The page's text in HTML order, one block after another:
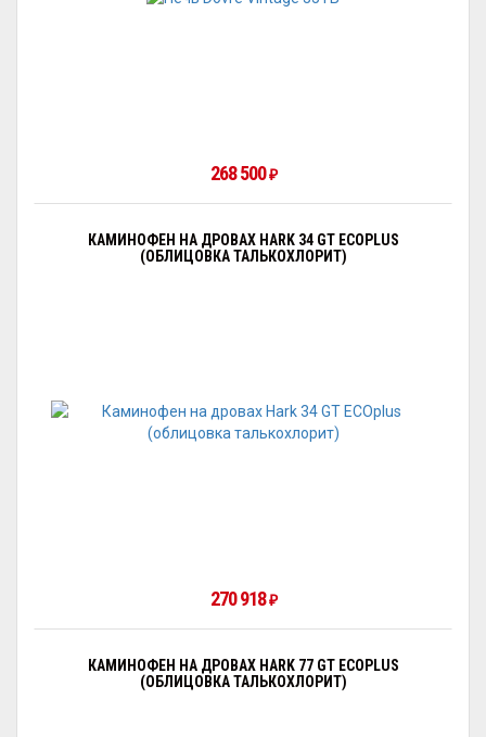
268 500₽
КАМИНОФЕН НА ДРОВАХ HARK 34 GT ECOPLUS
(ОБЛИЦОВКА ТАЛЬКОХЛОРИТ)
270 918₽
КАМИНОФЕН НА ДРОВАХ HARK 77 GT ECOPLUS
(ОБЛИЦОВКА ТАЛЬКОХЛОРИТ)